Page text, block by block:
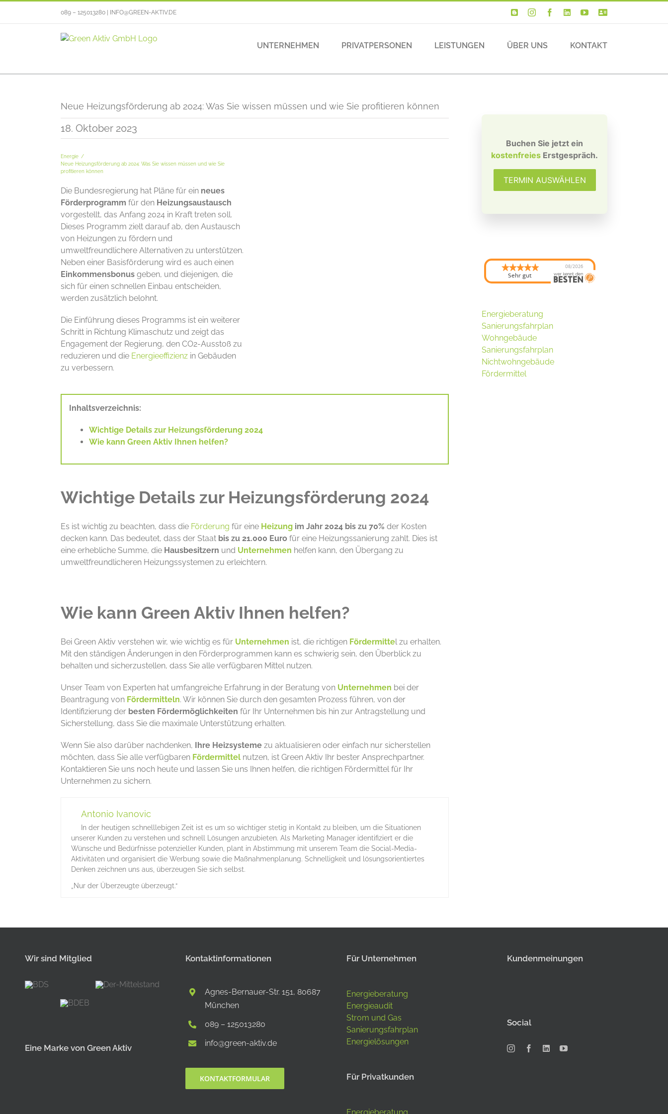
089 – 125013280 | INFO@GREEN-AKTIV.DE Blogger
InstagramFacebookLinkedIn
YouTube
UNTERNEHMEN PRIVATPERSONEN LEISTUNGEN ÜBER UNS KONTAKT
Neue Heizungsförderung ab 2024: Was Sie wissen müssen und wie Sie profitieren können
18. Oktober 2023
Energie
Neue Heizungsförderung ab 2024: Was Sie wissen müssen und wie Sie
profitieren können
Die Bundesregierung hat Pläne für ein neues
Förderprogramm für den Heizungsaustausch
vorgestellt, das Anfang 2024 in Kraft treten soll.
Dieses Programm zielt darauf ab, den Austausch
von Heizungen zu fördern und
umweltfreundlichere Alternativen zu unterstützen.
Neben einer Basisförderung wird es auch einen
Einkommensbonusgeben, und diejenigen, die
sich für einen schnellen Einbau entscheiden,
werden zusätzlich belohnt.
Die Einführung dieses Programms ist ein weiterer
Schritt in Richtung Klimaschutz und zeigt das
Engagement der Regierung, den CO2-Ausstoß zu
reduzieren und die Energieeffizienzin Gebäuden
zu verbessern.
Inhaltsverzeichnis:
Wichtige Details zur Heizungsförderung 2024
Wie kann Green Aktiv Ihnen helfen?
Wichtige Details zur Heizungsförderung 2024
Es ist wichtig zu beachten, dass die Förderung für eine Heizungim Jahr 2024 bis zu 70% der Kosten
decken kann. Das bedeutet, dass der Staat bis zu 21.000 Eurofür eine Heizungssanierung zahlt. Dies ist
eine erhebliche Summe, die Hausbesitzern und Unternehmen helfen kann, den Übergang zu
umweltfreundlicheren Heizungssystemen zu erleichtern.
Wie kann Green Aktiv Ihnen helfen?
Bei Green Aktiv verstehen wir, wie wichtig es für Unternehmen ist, die richtigen Fördermittel zu erhalten.
Mit den ständigen Änderungen in den Förderprogrammen kann es schwierig sein, den Überblick zu
behalten und sicherzustellen, dass Sie alle verfügbaren Mittel nutzen.
Unser Team von Experten hat umfangreiche Erfahrung in der Beratung von Unternehmen bei der
Beantragung von Fördermitteln. Wir können Sie durch den gesamten Prozess führen, von der
Identifizierung der besten Fördermöglichkeiten für Ihr Unternehmen bis hin zur Antragstellung und
Sicherstellung, dass Sie die maximale Unterstützung erhalten.
Wenn Sie also darüber nachdenken, Ihre Heizsystemezu aktualisieren oder einfach nur sicherstellen
möchten, dass Sie alle verfügbaren Fördermittelnutzen, ist Green Aktiv Ihr bester Ansprechpartner.
Kontaktieren Sie uns noch heute und lassen Sie uns Ihnen helfen, die richtigen Fördermittel für Ihr
Unternehmen zu sichern.
Antonio Ivanovic
In der heutigen schnelllebigen Zeit ist es um so wichtiger stetig in Kontakt zu bleiben, um die Situationen
unserer Kunden zu verstehen und schnell Lösungen anzubieten. Als Marketing Manager identifiziert er die
Wünsche und Bedürfnisse potenzieller Kunden, plant in Abstimmung mit unserem Team die Social-Media-
Aktivitäten und organisiert die Werbung sowie die Maßnahmenplanung. Schnelligkeit und lösungsorientiertes
Denken zeichnen uns aus, überzeugen Sie sich selbst.
„Nur der Überzeugte überzeugt.“
Buchen Sie jetzt ein
kostenfreies Erstgespräch.
TERMIN AUSWÄHLEN
Sehr gut
08/2026
Energieberatung
Sanierungsfahrplan
Wohngebäude
Sanierungsfahrplan
Nichtwohngebäude
Fördermittel
Wir sind Mitglied
Eine Marke von Green Aktiv
Kontaktinformationen
Agnes-Bernauer-Str. 151, 80687
München
089 – 125013280
info@green-aktiv.de
KONTAKTFORMULAR
Für Unternehmen
Energieberatung
Energieaudit
Strom und Gas
Sanierungsfahrplan
Energielösungen
Für Privatkunden
Kundenmeinungen
Social